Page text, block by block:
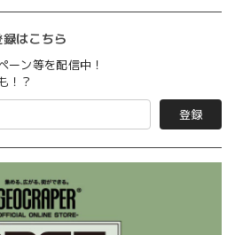
録はこちら
ーン等を配信中！
！？
登録